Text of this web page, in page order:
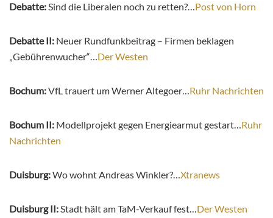
Debatte:Sind die Liberalen noch zu retten?…Post von Horn
Debatte II: Neuer Rundfunkbeitrag – Firmen beklagen
„Gebührenwucher“…Der Westen
Bochum:VfL trauert um Werner Altegoer…Ruhr Nachrichten
Bochum II: Modellprojekt gegen Energiearmut gestart…Ruhr
Nachrichten
Duisburg:Wo wohnt Andreas Winkler?…Xtranews
Duisburg II:Stadt hält am TaM-Verkauf fest…Der Westen